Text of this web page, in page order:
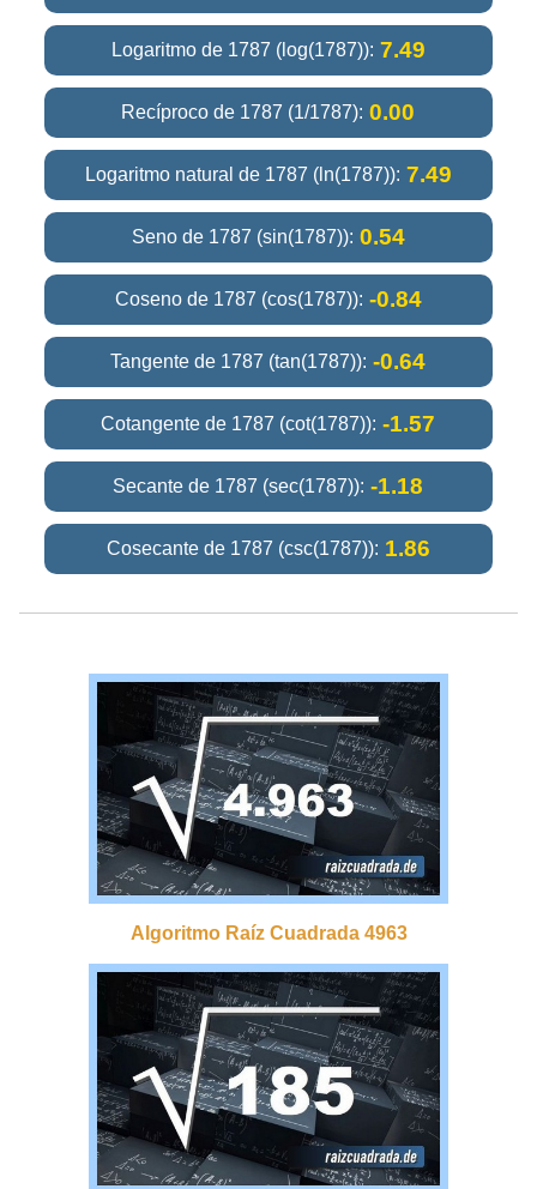
Logaritmo de 1787 (log(1787)): 7.49
Recíproco de 1787 (1/1787): 0.00
Logaritmo natural de 1787 (ln(1787)): 7.49
Seno de 1787 (sin(1787)): 0.54
Coseno de 1787 (cos(1787)): -0.84
Tangente de 1787 (tan(1787)): -0.64
Cotangente de 1787 (cot(1787)): -1.57
Secante de 1787 (sec(1787)): -1.18
Cosecante de 1787 (csc(1787)): 1.86
Algoritmo Raíz Cuadrada 4963